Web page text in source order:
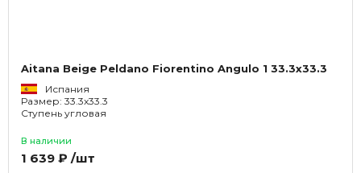
Aitana Beige Peldano Fiorentino Angulo 1 33.3x33.3
Испания
Размер: 33.3x33.3
Ступень угловая
В наличии
1 639 ₽ /шт